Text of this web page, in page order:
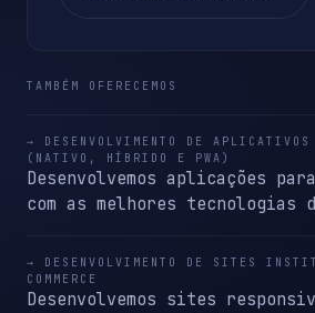
TAMBÉM OFERECEMOS
→ DESENVOLVIMENTO DE
(NATIVO, HÍBRIDO E PWA)
Desenvolvemos aplicações
com as melhores tecnologias
→ DESENVOLVIMENTO DE SITES
COMMERCE
Desenvolvemos sites